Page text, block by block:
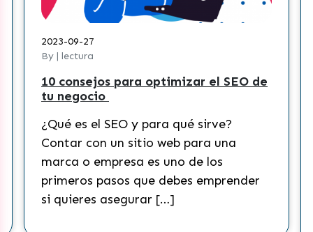
2023-09-27
By | lectura
10 consejos para optimizar el SEO de
tu negocio
¿Qué es el SEO y para qué sirve?
Contar con un sitio web para una
marca o empresa es uno de los
primeros pasos que debes emprender
si quieres asegurar […]